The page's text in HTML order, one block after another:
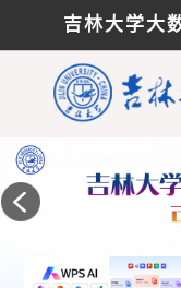
吉林大学大